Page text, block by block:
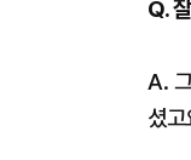
Q.
A.
셨고